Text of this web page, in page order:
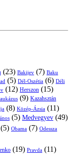
(23) Bakijev (7) Baku
(5) Dél-Oszétia (6) Déli
(12) Herszon (15)
(9) Kazahsztán
(8) Közép-Ázsia (11)
(5) Medvegyev (49)
(5) Obama (7) Odessza
(19) Pravda (11)